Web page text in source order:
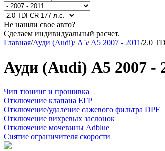
Не нашли свое авто?
Сделаем индивидуальный расчет.
Главная/Ауди (Audi)/A5/A5 2007 - 2011/2.0
Ауди (Audi) A5 2007 -
Чип тюнинг и прошивка
Отключение клапана ЕГР
Отключение/удаление сажевого фильтра DPF
Отключение вихревых заслонок
Отключение мочевины Adblue
Снятие ограничителя скорости